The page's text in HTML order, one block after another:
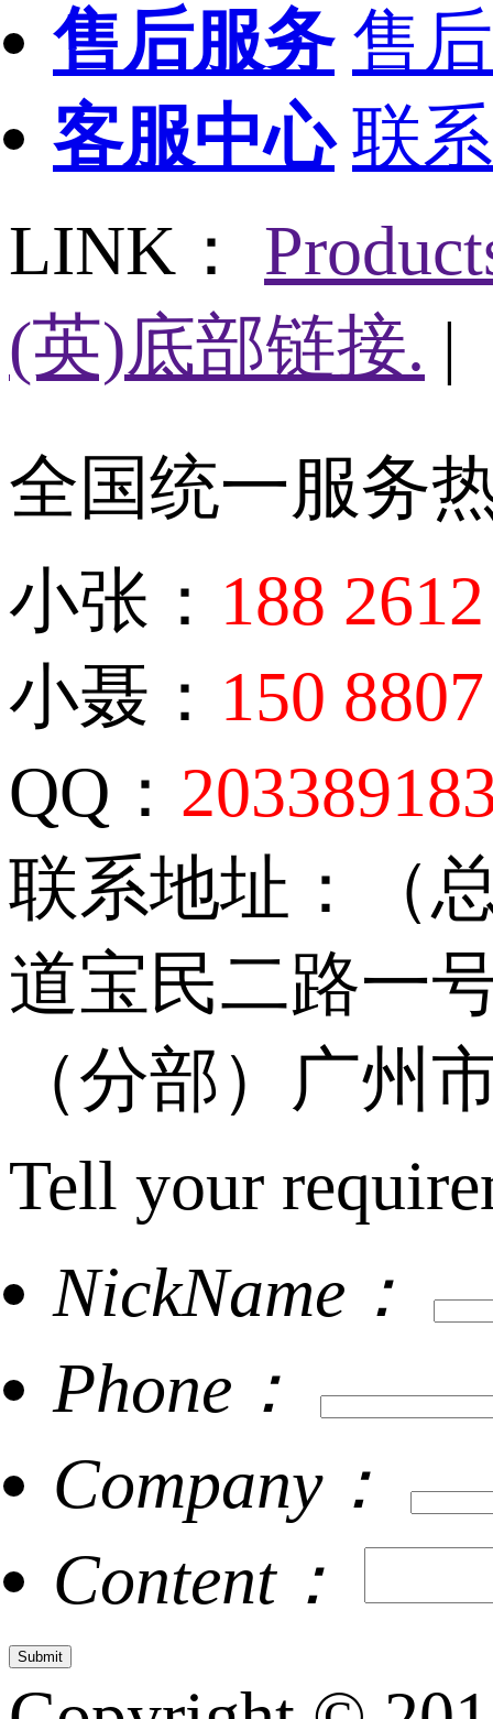
售后服务 售
客服中心 联
LINK：
(英)底部链接. |
全国统一服务
小张： 188
小聂： 150
QQ：
联系地址：（
道宝民二路一
（分部）广州
Tell your
NickName：
Phone：
Company：
Content：